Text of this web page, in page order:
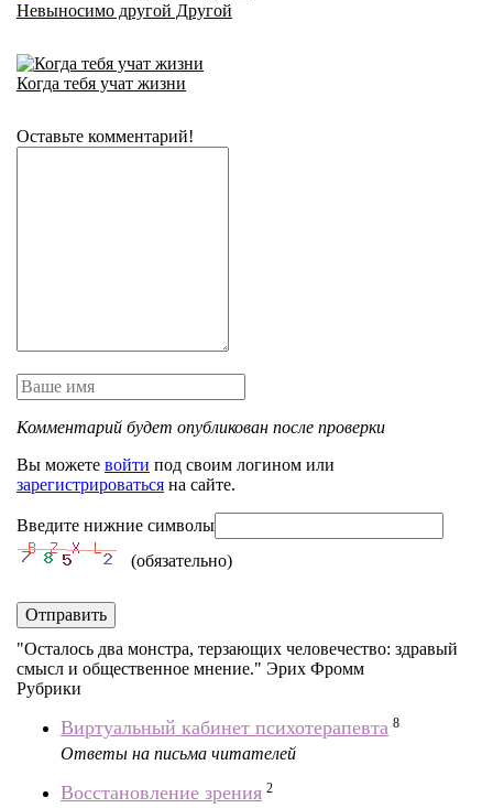
Невыносимо другой Другой
Когда тебя учат жизни
Оставьте комментарий!
Комментарий будет опубликован после проверки
Вы можете войти под своим логином или
зарегистрироваться на сайте.
Введите нижние символы
(обязательно)
Отправить
"Осталось два монстра, терзающих человечество: здравый
смысл и общественное мнение." Эрих Фромм
Рубрики
Виртуальный кабинет психотерапевта 8
Ответы на письма читателей
Восстановление зрения 2